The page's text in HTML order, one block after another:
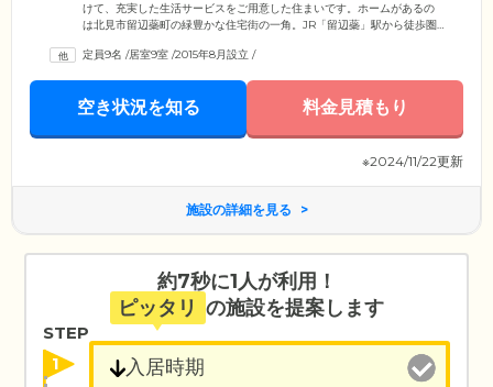
けて、充実した生活サービスをご用意した住まいです。ホームがあるの
は北見市留辺蘂町の緑豊かな住宅街の一角。JR「留辺蘂」駅から徒歩圏
辺にはコンビニやスーパー、郵便局、公園が揃っており、毎日のお買い
除・洗濯のお手伝いなどをはじめとする生活全般のサポートをご提供し
ています。郵便物・宅配物の受け取りや健康・介護に関するお悩み相談
定員9名 /居室9室 /2015年8月設立 /
空き状況を知る 料金見積もり
※2024/11/22更新
施設の詳細を見る
約7秒に1人が利用！
ピッタリ の施設を提案します
STEP
1